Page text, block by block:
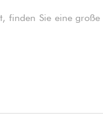
finden Sie eine